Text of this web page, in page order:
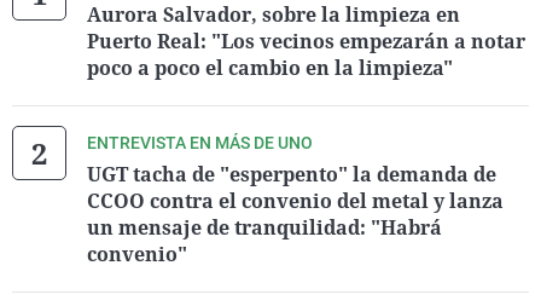
Aurora Salvador, sobre la limpieza en
Puerto Real: "Los vecinos empezarán a notar
poco a poco el cambio en la limpieza"
ENTREVISTA EN MÁS DE UNO
UGT tacha de "esperpento" la demanda de
CCOO contra el convenio del metal y lanza
un mensaje de tranquilidad: "Habrá
convenio"